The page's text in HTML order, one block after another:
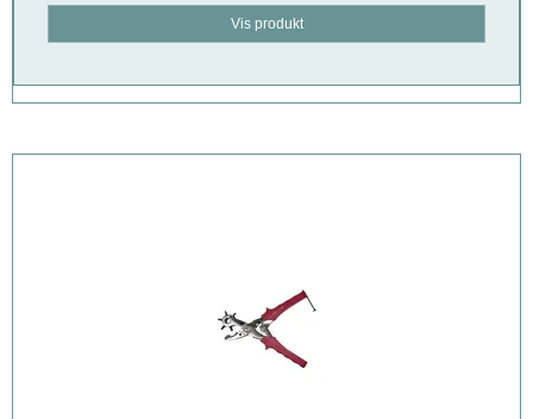
Vis produkt